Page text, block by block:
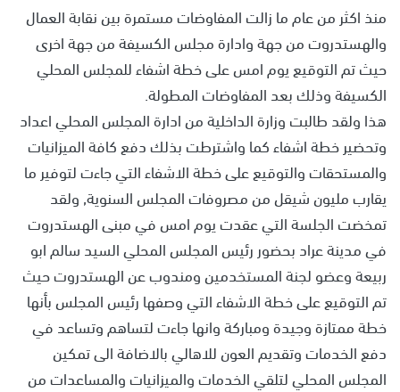
منذ اكثر من عام ما زالت المفاوضات مستمرة بين نقابة العمال
والهستدروت من جهة وادارة مجلس الكسيفة من جهة اخرى
حيث تم التوقيع يوم امس على خطة اشفاء للمجلس المحلي
الكسيفة وذلك بعد المفاوضات المطولة.
هذا ولقد طالبت وزارة الداخلية من ادارة المجلس المحلي اعداد
وتحضير خطة اشفاء كما واشترطت بذلك دفع كافة الميزانيات
والمستحقات والتوقيع على خطة الاشفاء التي جاءت لتوفير ما
يقارب مليون شيقل من مصروفات المجلس السنوية, ولقد
تمخضت الجلسة التي عقدت يوم امس في مبنى الهستدروت
في مدينة عراد بحضور رئيس المجلس المحلي السيد سالم ابو
ربيعة وعضو لجنة المستخدمين ومندوب عن الهستدروت حيث
تم التوقيع على خطة الاشفاء التي وصفها رئيس المجلس بأنها
خطة ممتازة وجيدة ومباركة وانها جاءت لتساهم وتساعد في
دفع الخدمات وتقديم العون للاهالي بالاضافة الى تمكين
المجلس المحلي لتلقي الخدمات والميزانيات والمساعدات من